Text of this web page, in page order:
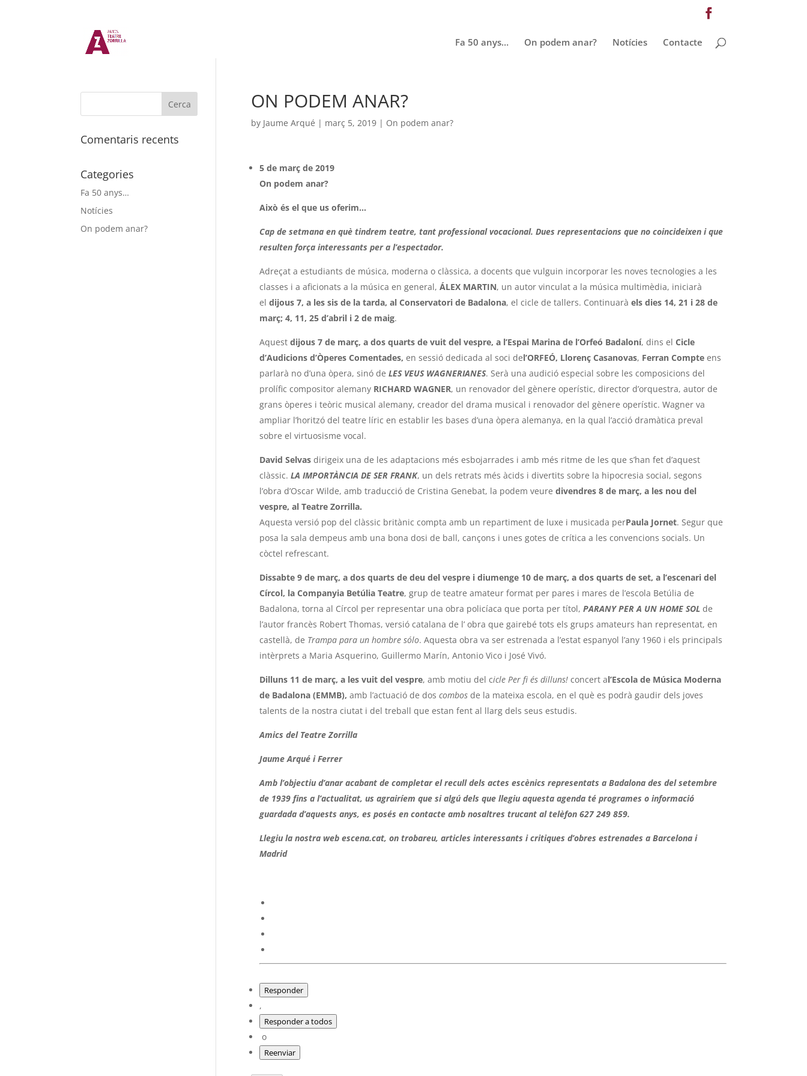
Fa 50 anys… On podem anar? Notícies Contacte
ON PODEM ANAR?
by Jaume Arqué | març 5, 2019| On podem anar?
5 de març de 2019
On podem anar?
Això és el que us oferim…
Cap de setmana en què tindrem teatre, tant professional vocacional. Dues representacions que no coincideixen i que
resulten força interessants per a l’espectador.
Adreçat a estudiants de música, moderna o clàssica, a docents que vulguin incorporar les noves tecnologies a les
classes i a aficionats a la música en general, ÁLEX MARTIN, un autor vinculat a la música multimèdia, iniciarà
el dijous 7, a les sis de la tarda, al Conservatori de Badalona, el cicle de tallers. Continuarà els dies 14, 21 i 28 de
març; 4, 11, 25 d’abril i 2 de maig.
Aquest dijous 7 de març, a dos quarts de vuit del vespre, a l’Espai Marina de l’Orfeó Badaloní, dins el Cicle
d’Audicions d’Òperes Comentades, en sessió dedicada al soci del’ORFEÓ, Llorenç Casanovas, Ferran Compteens
parlarà no d’una òpera, sinó de LES VEUS WAGNERIANES. Serà una audició especial sobre les composicions del
prolífic compositor alemany RICHARD WAGNER, un renovador del gènere operístic, director d’orquestra, autor de
grans òperes i teòric musical alemany, creador del drama musical i renovador del gènere operístic. Wagner va
ampliar l’horitzó del teatre líric en establir les bases d’una òpera alemanya, en la qual l’acció dramàtica preval
sobre el virtuosisme vocal.
David Selvasdirigeix una de les adaptacions més esbojarrades i amb més ritme de les que s’han fet d’aquest
clàssic. LA IMPORTÀNCIA DE SER FRANK, un dels retrats més àcids i divertits sobre la hipocresia social, segons
l’obra d’Oscar Wilde, amb traducció de Cristina Genebat, la podem veure divendres 8 de març, a les nou del
vespre, al Teatre Zorrilla.
Aquesta versió pop del clàssic britànic compta amb un repartiment de luxe i musicada perPaula Jornet. Segur que
posa la sala dempeus amb una bona dosi de ball, cançons i unes gotes de crítica a les convencions socials. Un
còctel refrescant.
Dissabte 9 de març, a dos quarts de deu del vespre i diumenge 10 de març, a dos quarts de set, a l’escenari del
Círcol, la Companyia Betúlia Teatre, grup de teatre amateur format per pares i mares de l’escola Betúlia de
Badalona, torna al Círcol per representar una obra policíaca que porta per títol, PARANY PER A UN HOME SOLde
l’autor francès Robert Thomas, versió catalana de l’ obra que gairebé tots els grups amateurs han representat, en
castellà, de Trampa para un hombre sólo. Aquesta obra va ser estrenada a l’estat espanyol l’any 1960 i els principals
intèrprets a Maria Asquerino, Guillermo Marín, Antonio Vico i José Vivó.
Dilluns 11 de març, a les vuit del vespre, amb motiu del cicle Per fi és dilluns!concert al’Escola de Música Moderna
de Badalona (EMMB), amb l’actuació de dos combosde la mateixa escola, en el què es podrà gaudir dels joves
talents de la nostra ciutat i del treball que estan fent al llarg dels seus estudis.
Amics del Teatre Zorrilla
Jaume Arqué i Ferrer
Amb l’objectiu d’anar acabant de completar el recull dels actes escènics representats a Badalona des del setembre
de 1939 fins a l’actualitat, us agrairíem que si algú dels que llegiu aquesta agenda té programes o informació
guardada d’aquests anys, es posés en contacte amb nosaltres trucant al telèfon 627 249 859.
Llegiu la nostra web escena.cat, on trobareu, articles interessants i critiques d’obres estrenades a Barcelona i
Madrid
Responder
,
Responder a todos
o
Reenviar
Comentaris recents
Categories
Fa 50 anys…
Notícies
On podem anar?